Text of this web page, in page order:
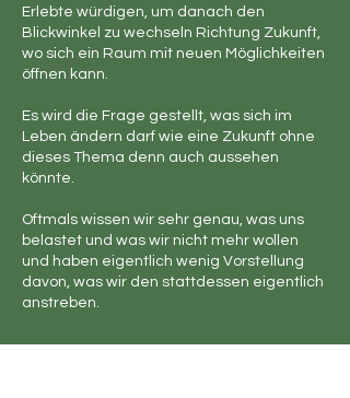
Erlebte würdigen, um danach den
Blickwinkel zu wechseln Richtung Zukunft,
wo sich ein Raum mit neuen Möglichkeiten
öffnen kann.
Es wird die Frage gestellt, was sich im
Leben ändern darf wie eine Zukunft ohne
dieses Thema denn auch aussehen
könnte.
Oftmals wissen wir sehr genau, was uns
belastet und was wir nicht mehr wollen
und haben eigentlich wenig Vorstellung
davon, was wir den stattdessen eigentlich
anstreben.